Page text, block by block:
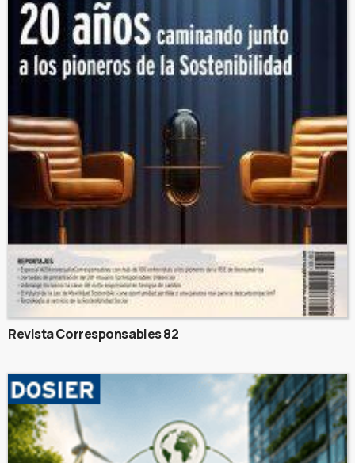
Revista Corresponsables 82